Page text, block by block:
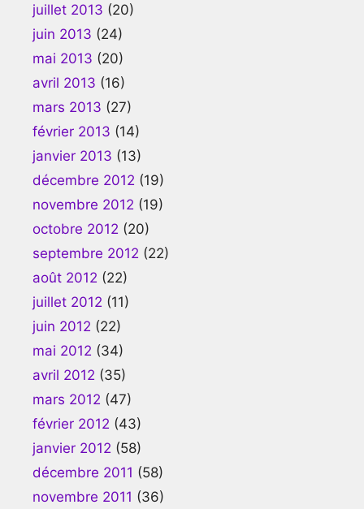
juillet 2013 (20)
juin 2013 (24)
mai 2013 (20)
avril 2013 (16)
mars 2013 (27)
février 2013 (14)
janvier 2013 (13)
décembre 2012 (19)
novembre 2012 (19)
octobre 2012 (20)
septembre 2012 (22)
août 2012 (22)
juillet 2012 (11)
juin 2012 (22)
mai 2012 (34)
avril 2012 (35)
mars 2012 (47)
février 2012 (43)
janvier 2012 (58)
décembre 2011 (58)
novembre 2011 (36)